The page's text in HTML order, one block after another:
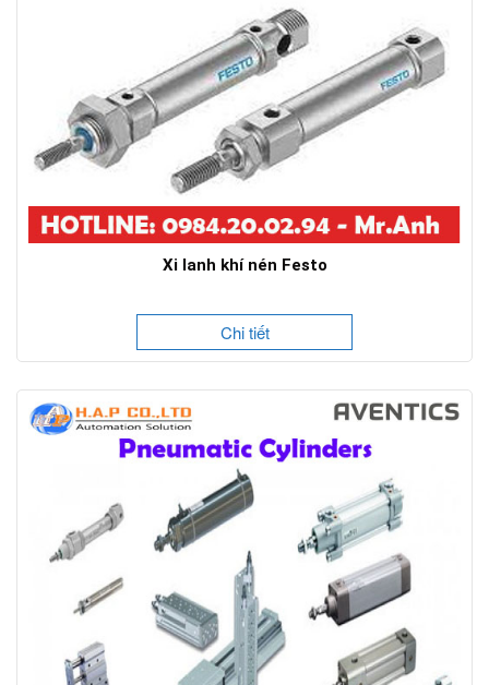
Xi lanh khí nén Festo
Chi tiết